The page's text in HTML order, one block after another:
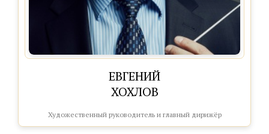
ЕВГЕНИЙ
ХОХЛОВ
Художественный руководитель и главный дирижёр